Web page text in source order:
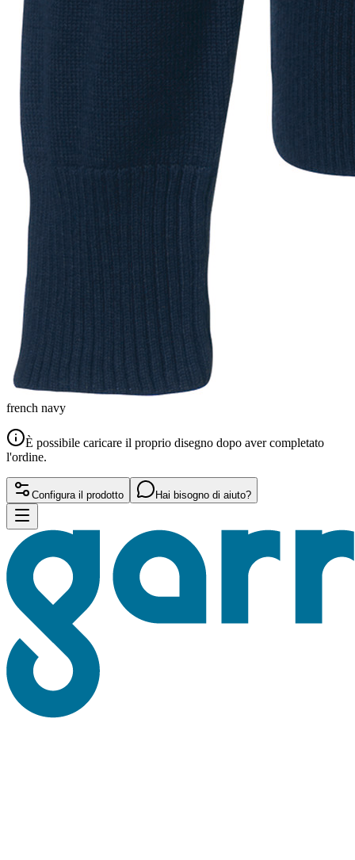
french navy
È possibile caricare il proprio disegno dopo aver completato
l'ordine.
Configura il prodotto Hai bisogno di aiuto?